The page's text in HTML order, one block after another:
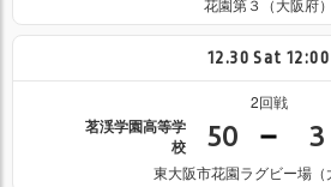
花園第３（大阪府）
12.30 Sat 12:00
2回戦
茗渓学園高等学
校
50 3
東大阪市花園ラグビー場（